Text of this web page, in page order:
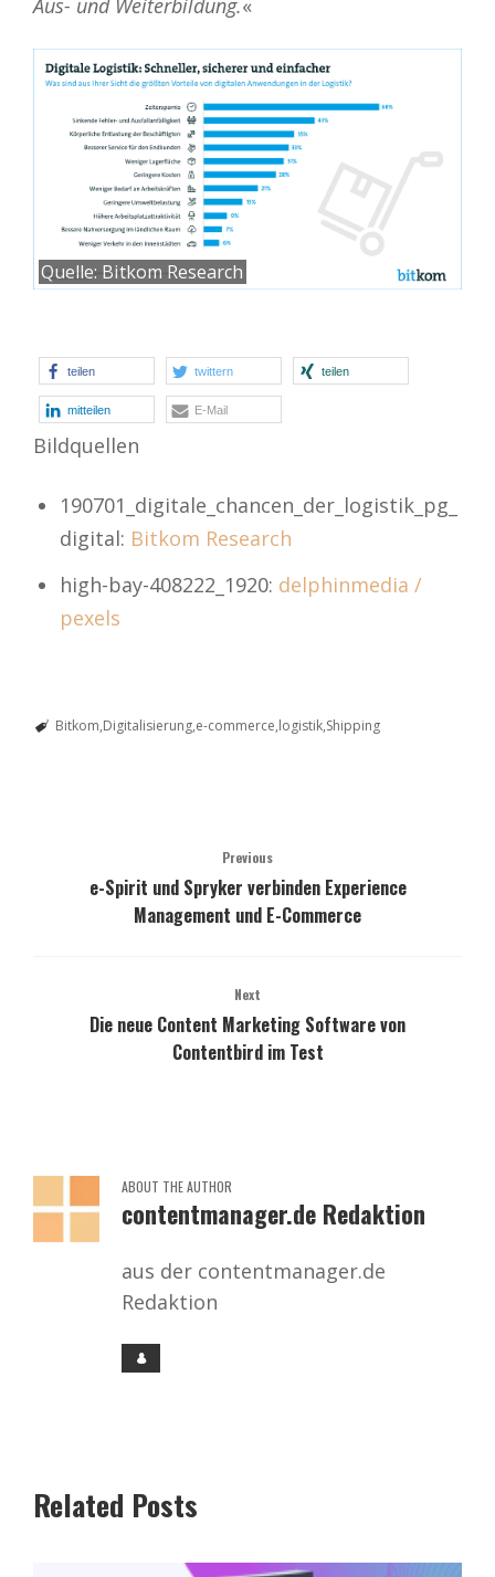
Quelle: Bitkom Research
teilen twittern teilen
mitteilen E-Mail
Bildquellen
190701_digitale_chancen_der_logistik_pg_
digital: Bitkom Research
high-bay-408222_1920: delphinmedia /
pexels
Bitkom Digitalisierung e-commerce logistik Shipping
Previous
e-Spirit und Spryker verbinden Experience
Management und E-Commerce
Next
Die neue Content Marketing Software von
Contentbird im Test
ABOUT THE AUTHOR
contentmanager.de Redaktion
aus der contentmanager.de
Redaktion
Related Posts